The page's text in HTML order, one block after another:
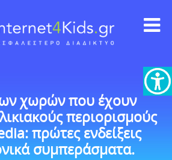
χωρών που έχουν
περιορισμούς
πρώτες ενδείξεις
συμπεράσματα.